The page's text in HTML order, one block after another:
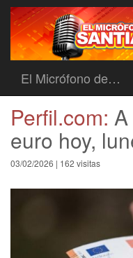
El Micrófono de…
Perfil.com:
euro hoy,
03/02/2026 | 162 visitas